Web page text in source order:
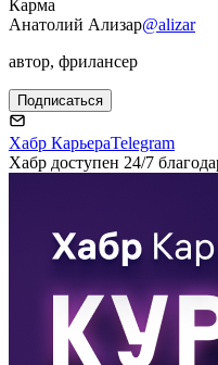
Карма
Анатолий Ализар@alizar
автор, фрилансер
Подписаться
Хабр КарьераTelegram
Хабр доступен 24/7